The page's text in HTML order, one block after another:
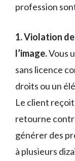
profession
1. Violation
l’image.Vous
sans licence
droits ou un
Le client
retourne
générer des
à plusieurs